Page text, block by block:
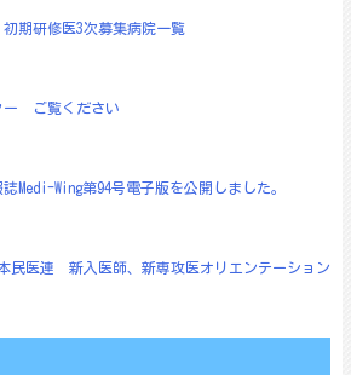
期研修医3次募集病院一覧
ー ご覧ください
Medi-Wing第94号電子版を公開しました。
民医連 新入医師、新専攻医オリエンテーション